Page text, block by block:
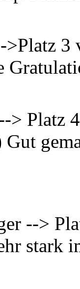
3
> Platz
-->
stark